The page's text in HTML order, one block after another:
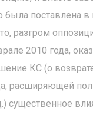
была поставлена
разгром
2010 года,
КС (о
расширяющей
существенное